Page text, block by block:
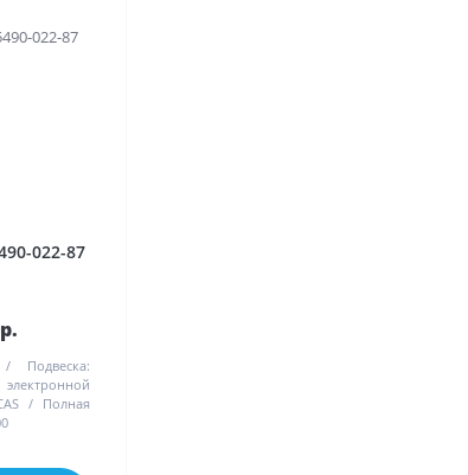
022-87
Подвеска:
Полная